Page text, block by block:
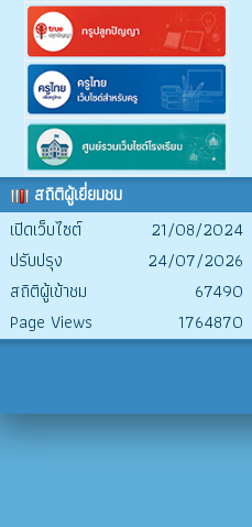
สถิติผู้เยี่ยมชม
เปิดเว็บไซต์
21/08/2024
ปรับปรุง
24/07/2026
สถิติผู้เข้าชม
67490
Page Views
1764870